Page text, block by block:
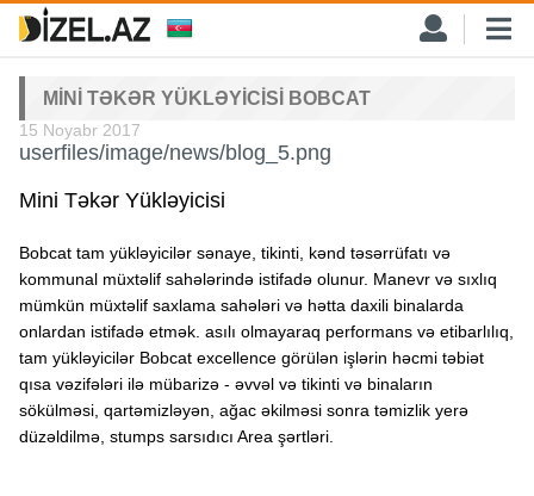
MINI TƏKƏR YÜKLƏYICISI BOBCAT
15 Noyabr 2017
userfiles/image/news/blog_5.png
Mini Təkər Yükləyicisi
Bobcat tam yükləyicilər sənaye, tikinti, kənd təsərrüfatı və
kommunal müxtəlif sahələrində istifadə olunur. Manevr və sıxlıq
mümkün müxtəlif saxlama sahələri və hətta daxili binalarda
onlardan istifadə etmək. asılı olmayaraq performans və etibarlılıq,
tam yükləyicilər Bobcat excellence görülən işlərin həcmi təbiət
qısa vəzifələri ilə mübarizə - əvvəl və tikinti və binaların
sökülməsi, qartəmizləyən, ağac əkilməsi sonra təmizlik yerə
düzəldilmə, stumps sarsıdıcı Area şərtləri.